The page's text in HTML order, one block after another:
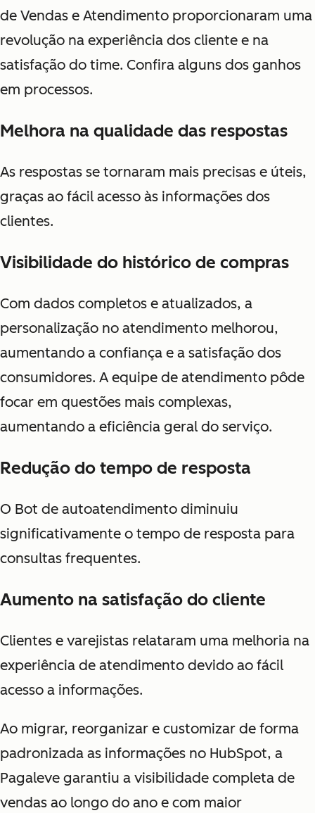
de Vendas e Atendimento proporcionaram uma
revolução na experiência dos cliente e na
satisfação do time. Confira alguns dos ganhos
em processos.
Melhora na qualidade das respostas
As respostas se tornaram mais precisas e úteis,
graças ao fácil acesso às informações dos
clientes.
Visibilidade do histórico de compras
Com dados completos e atualizados, a
personalização no atendimento melhorou,
aumentando a confiança e a satisfação dos
consumidores. A equipe de atendimento pôde
focar em questões mais complexas,
aumentando a eficiência geral do serviço.
Redução do tempo de resposta
O Bot de autoatendimento diminuiu
significativamente o tempo de resposta para
consultas frequentes.
Aumento na satisfação do cliente
Clientes e varejistas relataram uma melhoria na
experiência de atendimento devido ao fácil
acesso a informações.
Ao migrar, reorganizar e customizar de forma
padronizada as informações no HubSpot, a
Pagaleve garantiu a visibilidade completa de
vendas ao longo do ano e com maior